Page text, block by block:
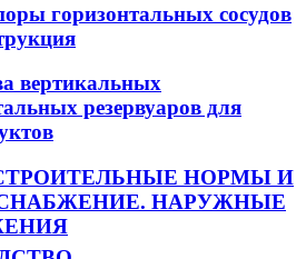
горизонтальных сосудов
вертикальных
резервуаров для
СТРОИТЕЛЬНЫЕ НОРМЫ И
НАРУЖНЫЕ